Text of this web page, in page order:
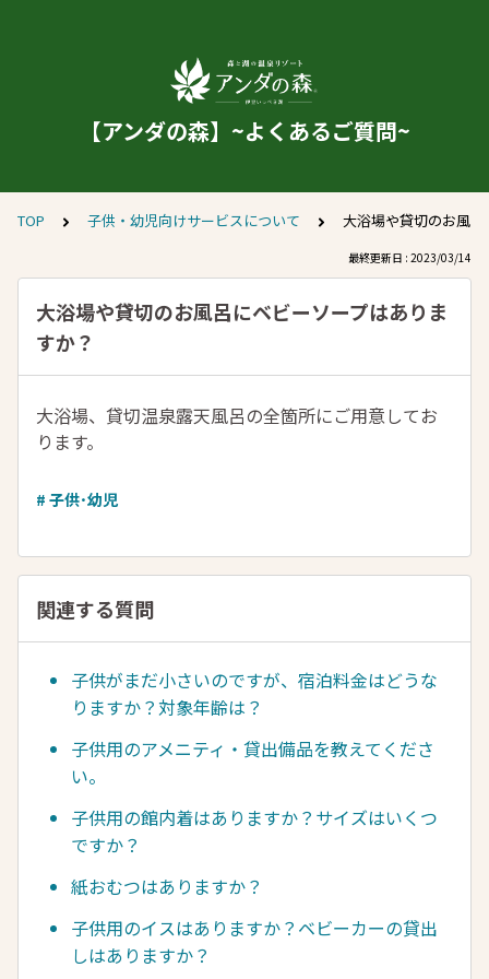
【アンダの森】~よくあるご質問~
TOP 子供・幼児向けサービスについて 大浴場や貸切のお風
最終更新日 : 2023/03/14
大浴場や貸切のお風呂にベビーソープはありま
すか？
大浴場、貸切温泉露天風呂の全箇所にご用意してお
ります。
# 子供･幼児
関連する質問
子供がまだ小さいのですが、宿泊料金はどうな
りますか？対象年齢は？
子供用のアメニティ・貸出備品を教えてくださ
い。
子供用の館内着はありますか？サイズはいくつ
ですか？
紙おむつはありますか？
子供用のイスはありますか？ベビーカーの貸出
しはありますか？